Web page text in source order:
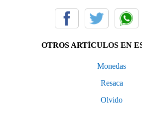
OTROS ARTÍCULOS EN
Monedas
Resaca
Olvido